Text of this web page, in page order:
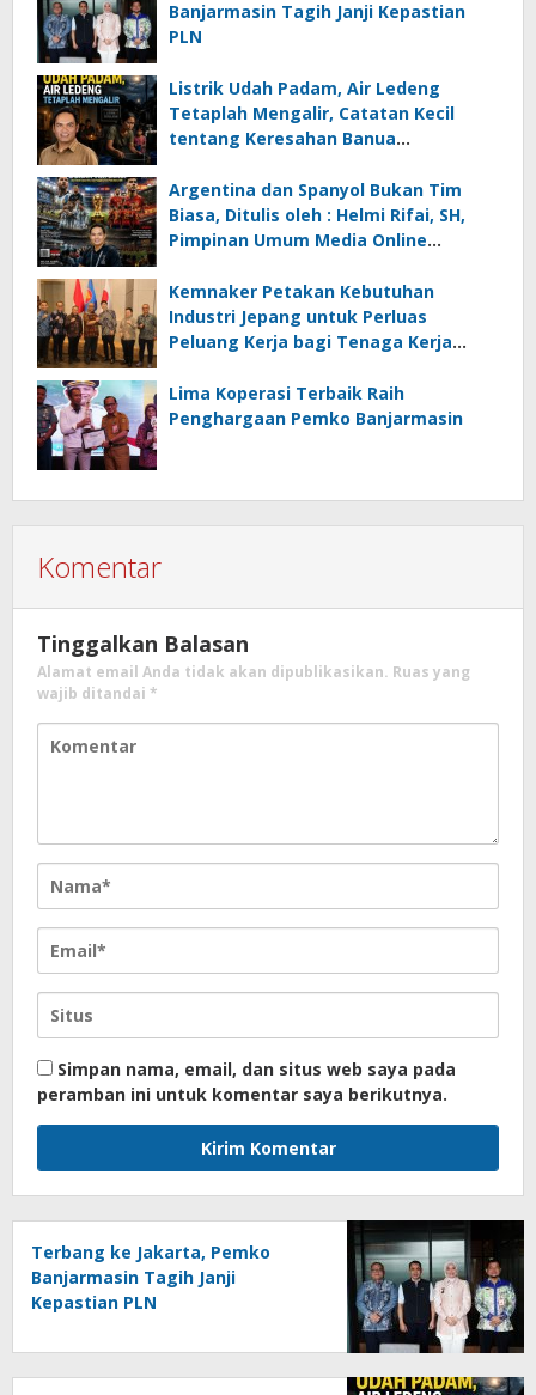
Banjarmasin Tagih Janji Kepastian
PLN
Listrik Udah Padam, Air Ledeng
Tetaplah Mengalir, Catatan Kecil
tentang Keresahan Banua
Ancaman Lingkungan, Oleh : Helmi
Rifai, SH
Argentina dan Spanyol Bukan Tim
Biasa, Ditulis oleh : Helmi Rifai, SH,
Pimpinan Umum Media Online
Kemnaker Petakan Kebutuhan
Industri Jepang untuk Perluas
Peluang Kerja bagi Tenaga Kerja
Lima Koperasi Terbaik Raih
Penghargaan Pemko Banjarmasin
Komentar
Tinggalkan Balasan
Alamat email Anda tidak akan dipublikasikan. Ruas yang
wajib ditandai *
Simpan nama, email, dan situs web saya pada
peramban ini untuk komentar saya berikutnya.
Terbang ke Jakarta, Pemko
Banjarmasin Tagih Janji
Kepastian PLN